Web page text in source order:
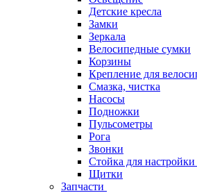
Детские кресла
Замки
Зеркала
Велосипедные сумки
Корзины
Крепление для
Смазка, чистка
Насосы
Подножки
Пульсометры
Рога
Звонки
Стойка для настройки
Щитки
Запчасти